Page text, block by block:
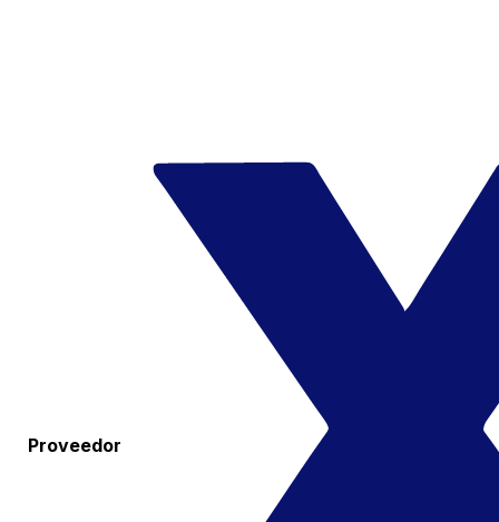
Proveedor